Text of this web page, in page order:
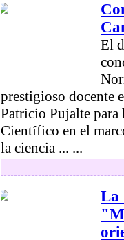
El
prestigioso docente
Patricio Pujalte
Científico en el
la ciencia ... ...
La